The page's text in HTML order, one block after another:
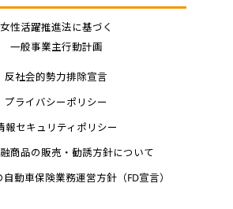
女性活躍推進法に基づく
一般事業主行動計画
反社会的勢力排除宣言
プライバシーポリシー
報セキュリティポリシー
商品の販売・勧誘方針について
動車保険業務運営方針（FD宣言）